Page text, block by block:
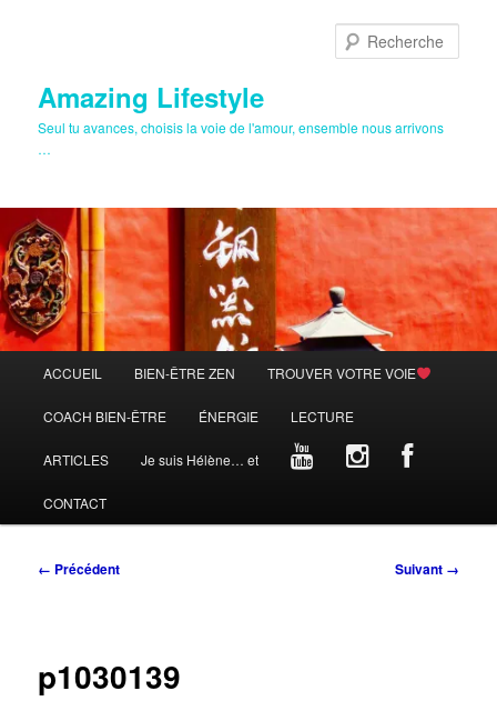
Amazing Lifestyle
Seul tu avances, choisis la voie de l'amour, ensemble nous arrivons
…
principal
ACCUEIL BIEN-ÊTRE ZEN TROUVER VOTRE VOIE
COACH BIEN-ÊTRE ÉNERGIE LECTURE
ARTICLES Je suis Hélène… et
CONTACT
Navigation
← Précédent Suivant →
p1030139